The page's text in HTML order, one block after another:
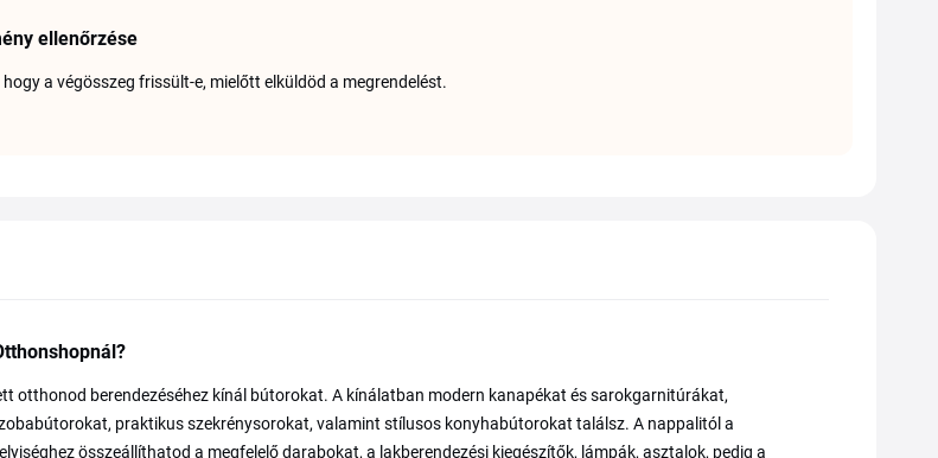
ellenőrzése
hogy a végösszeg frissült-e, mielőtt elküldöd a megrendelést.
otthonod berendezéséhez kínál bútorokat. A kínálatban modern kanapékat és sarokgarnitúrákat,
praktikus szekrénysorokat, valamint stílusos konyhabútorokat találsz. A nappalitól a
összeállíthatod a megfelelő darabokat, a lakberendezési kiegészítők, lámpák, asztalok, pedig a